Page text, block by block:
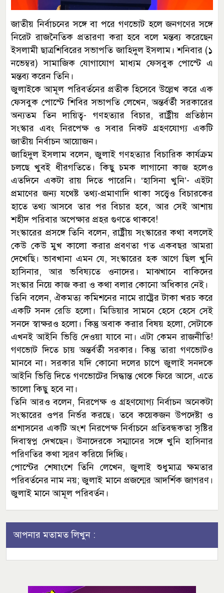
জাতীয় নির্বাচনের সঙ্গে বা পরে গণভোট হলে জনগণের সঙ্গে
নিরেট রাজনৈতিক প্রতারণা করা হবে বলে মন্তব্য করেছেন
ইসলামী ছাত্রশিবিরের সভাপতি জাহিদুল ইসলাম। শনিবার (১
নভেম্বর) সামাজিক যোগাযোগ মাধ্যম ফেসবুক পোস্টে এ
মন্তব্য করেন তিনি।
জুলাইকে আমূল পরিবর্তনের প্রতীক হিসেবে উল্লেখ করে এক
ফেসবুক পোস্টে শিবির সভাপতি লেখেন, অন্তর্বর্তী সরকারের
অন্যতম তিন দায়িত্ব- গণহত্যার বিচার, রাষ্ট্রীয় প্রতিষ্ঠান
সংস্কার এবং নিরপেক্ষ ও সবার নিকট গ্রহণযোগ্য একটি
জাতীয় নির্বাচন আয়োজন।
জাহিদুল ইসলাম বলেন, জুলাই গণহত্যার বিচারিক কার্যক্রম
চলছে খুবই ধীরগতিতে। কিছু চমক লাগানো কাজ হলেও
এতদিনে একটা রায় দিতে পারেনি। ‘হাসিনা খুনি’- এইটা
প্রমাণের জন্য যথেষ্ট তথ্য-প্রমাণাদি থাকা সত্ত্বেও বিচারকের
হাতে তথ্য আসবে তার পর বিচার হবে, আর সেই আশায়
শহীদ পরিবার অপেক্ষার প্রহর গুণতে থাকবে!
সংস্কারের প্রসঙ্গে তিনি বলেন, রাষ্ট্রীয় সংস্কারের কথা বললেই
কেউ কেউ মুখ কালো করার প্রবণতা গত একবছর আমরা
দেখেছি। ভাবখানা এমন যে, সংস্কারের হক আগে ছিল খুনি
হাসিনার, আর ভবিষ্যতে ওনাদের। মাঝখানে বাকিদের
সংস্কার নিয়ে কাজ করা ও কথা বলার কোনো অধিকার নেই।
তিনি বলেন, ঐকমত্য কমিশনের নামে রাষ্ট্রের টাকা খরচ করে
একটি সনদ রেডি হলো। মিডিয়ার সামনে হেসে হেসে সেই
সনদে স্বাক্ষরও হলো। কিন্তু অবাক করার বিষয় হলো, সেটাকে
এখনই আইনি ভিত্তি দেওয়া যাবে না। এটা কেমন রাজনীতি!
গণভোট দিতে চায় অন্তর্বর্তী সরকার। কিন্তু তারা গণভোটও
মানবে না। সরকার যদি কোনো দলের চাপে জুলাই সনদকে
আইনি ভিত্তি দিতে গণভোটের সিদ্ধান্ত থেকে ফিরে আসে, এতে
ভালো কিছু হবে না।
তিনি আরও বলেন, নিরপেক্ষ ও গ্রহণযোগ্য নির্বাচন অনেকটা
সংস্কারের ওপর নির্ভর করছে। তবে কয়েকজন উপদেষ্টা ও
প্রশাসনের একটি অংশ নিরপেক্ষ নির্বাচনে প্রতিবন্ধকতা সৃষ্টির
দিবাস্বপ্ন দেখছেন। উনাদেরকে সম্মানের সঙ্গে খুনি হাসিনার
পরিণতির কথা স্মরণ করিয়ে দিচ্ছি।
পোস্টের শেষাংশে তিনি লেখেন, জুলাই শুধুমাত্র ক্ষমতার
পরিবর্তনের নাম নয়; জুলাই মানে প্রজন্মের আদর্শিক জাগরণ।
জুলাই মানে আমূল পরিবর্তন।
আপনার মতামত লিখুন :